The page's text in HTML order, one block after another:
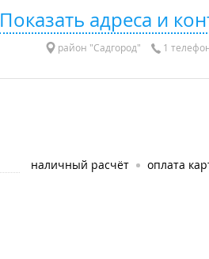
Показать адреса и
район "Садгород" 1
наличный расчёт оплата